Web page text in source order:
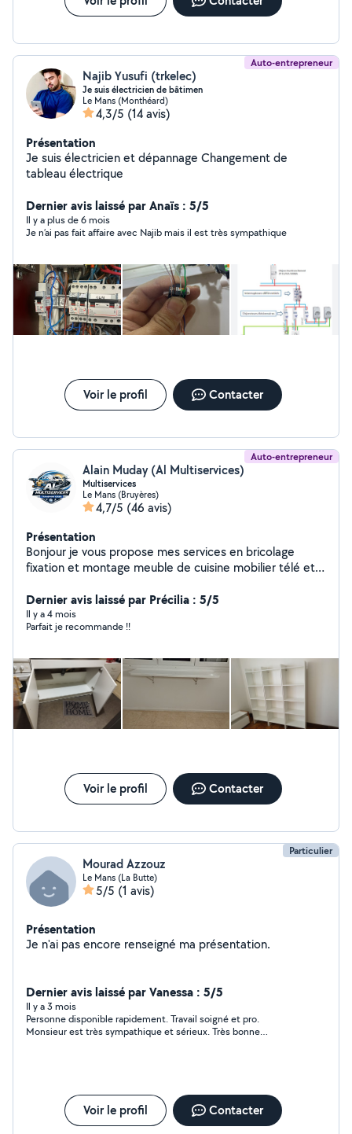
Auto-entrepreneur
Najib Yusufi (trkelec)
Je suis électricien de bâtimen
Le Mans (Monthéard)
4,3/5 (14 avis)
Présentation
Je suis électricien et dépannage Changement de
tableau électrique
Dernier avis laissé par Anaïs : 5/5
Il y a plus de 6 mois
Je n’ai pas fait affaire avec Najib mais il est très sympathique
Voir le profil Contacter
Auto-entrepreneur
Alain Muday (Al Multiservices)
Multiservices
Le Mans (Bruyères)
4,7/5 (46 avis)
Présentation
Bonjour je vous propose mes services en bricolage
fixation et montage meuble de cuisine mobilier télé et
Nettoyage au Karcher ou autres. Transport leger. Etc...
Dernier avis laissé par Précilia : 5/5
Il y a 4 mois
Parfait je recommande !!
Voir le profil Contacter
Particulier
Mourad Azzouz
Le Mans (La Butte)
5/5 (1 avis)
Présentation
Je n'ai pas encore renseigné ma présentation.
Dernier avis laissé par Vanessa : 5/5
Il y a 3 mois
Personne disponible rapidement. Travail soigné et pro.
Monsieur est très sympathique et sérieux. Très bonne
Voir le profil Contacter